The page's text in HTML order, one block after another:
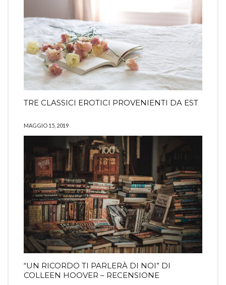
TRE CLASSICI EROTICI PROVENIENTI DA EST
MAGGIO 15, 2019
“UN RICORDO TI PARLERÀ DI NOI” DI
COLLEEN HOOVER – RECENSIONE
COMING SOON INFO PRIVACY
Search
for:
SEARCH
La risposta da Instagram ha restituito dati non validi.